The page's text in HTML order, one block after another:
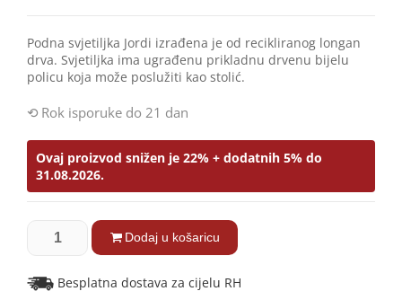
Podna svjetiljka Jordi izrađena je od recikliranog longan
drva. Svjetiljka ima ugrađenu prikladnu drvenu bijelu
policu koja može poslužiti kao stolić.
Rok isporuke do 21 dan
Ovaj proizvod snižen je 22% + dodatnih 5% do
31.08.2026.
Dodaj u košaricu
Besplatna dostava za cijelu RH